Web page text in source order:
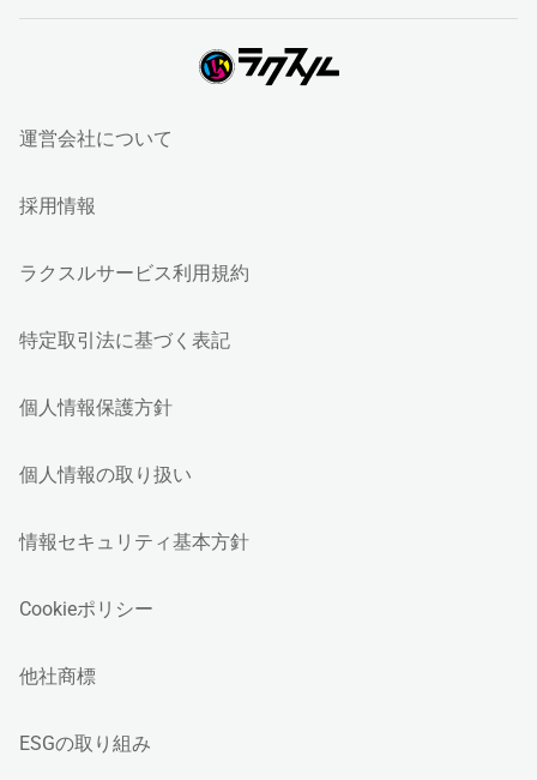
運営会社について
採用情報
ラクスルサービス利用規約
特定取引法に基づく表記
個人情報保護方針
個人情報の取り扱い
情報セキュリティ基本方針
Cookieポリシー
他社商標
ESGの取り組み